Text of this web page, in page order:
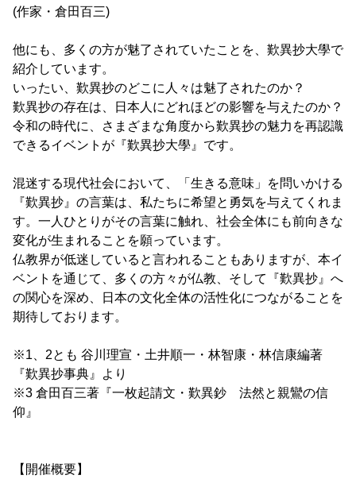
(作家・倉田百三)
他にも、多くの方が魅了されていたことを、歎異抄大學で
紹介しています。
いったい、歎異抄のどこに人々は魅了されたのか？
歎異抄の存在は、日本人にどれほどの影響を与えたのか？
令和の時代に、さまざまな角度から歎異抄の魅力を再認識
できるイベントが『歎異抄大學』です。
混迷する現代社会において、「生きる意味」を問いかける
『歎異抄』の言葉は、私たちに希望と勇気を与えてくれま
す。一人ひとりがその言葉に触れ、社会全体にも前向きな
変化が生まれることを願っています。
仏教界が低迷していると言われることもありますが、本イ
ベントを通じて、多くの方々が仏教、そして『歎異抄』へ
の関心を深め、日本の文化全体の活性化につながることを
期待しております。
※1、2とも 谷川理宣・土井順一・林智康・林信康編著
『歎異抄事典』より
※3 倉田百三著『一枚起請文・歎異鈔 法然と親鸞の信
仰』
【開催概要】